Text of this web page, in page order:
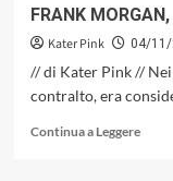
FRANK
Kater Pink 04/11/
// di Kater Pink //
contralto, era
Continua a LeggereLeggi